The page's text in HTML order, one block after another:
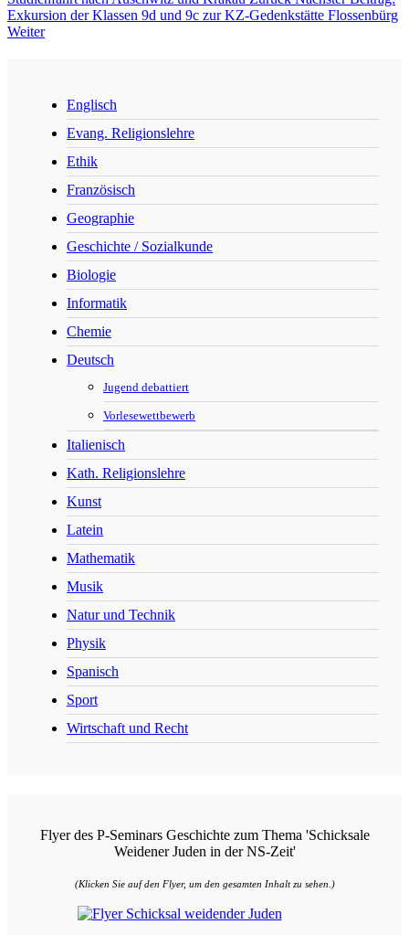
Exkursion der Klassen 9d und 9c zur KZ-Gedenkstätte Flossenbürg
Weiter
Englisch
Evang. Religionslehre
Ethik
Französisch
Geographie
Geschichte / Sozialkunde
Biologie
Informatik
Chemie
Deutsch
Jugend debattiert
Vorlesewettbewerb
Italienisch
Kath. Religionslehre
Kunst
Latein
Mathematik
Musik
Natur und Technik
Physik
Spanisch
Sport
Wirtschaft und Recht
Flyer des P-Seminars Geschichte zum Thema 'Schicksale
Weidener Juden in der NS-Zeit'
(Klicken Sie auf den Flyer, um den gesamten Inhalt zu sehen.)